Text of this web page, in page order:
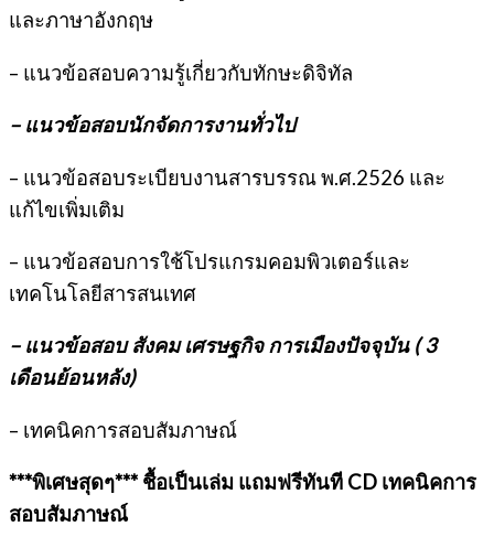
และภาษาอังกฤษ
– แนวข้อสอบความรู้เกี่ยวกับทักษะดิจิทัล
– แนวข้อสอบนักจัดการงานทั่วไป
– แนวข้อสอบระเบียบงานสารบรรณ พ.ศ.2526 และ
แก้ไขเพิ่มเติม
– แนวข้อสอบการใช้โปรแกรมคอมพิวเตอร์และ
เทคโนโลยีสารสนเทศ
– แนวข้อสอบ สังคม เศรษฐกิจ การเมืองปัจจุบัน ( 3
เดือนย้อนหลัง)
– เทคนิคการสอบสัมภาษณ์
***พิเศษสุดๆ*** ชื้อเป็นเล่ม แถมฟรีทันที CD เทคนิคการ
สอบสัมภาษณ์